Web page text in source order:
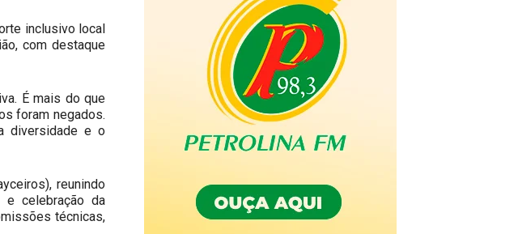
inclusivo local
com destaque
É mais do que
foram negados.
diversidade e o
reunindo
e celebração da
técnicas,